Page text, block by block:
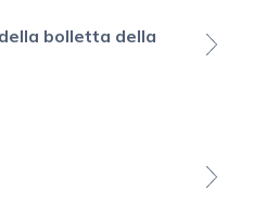
bolletta della